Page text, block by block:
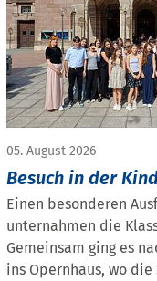
05. August 2026
Besuch in der
Einen besonderen
unternahmen die
Gemeinsam ging es
ins Opernhaus, wo